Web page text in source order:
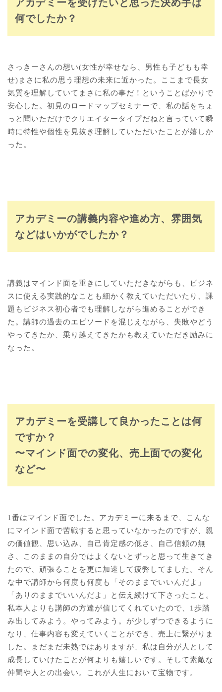
アカデミーを受けたいと思った決め手は
何でしたか？
さっきーさんの想い(女性が幸せなら、男性も子どもも幸
せ)まさに私の思う理想の未来に近かった。ここまで長女
気質を理解していてまさに私の事だ！ということばかりで
安心した。初見のロードマップセミナーで、私の話をちょ
っと聞いただけでクリエイタータイプだねと言っていて瞬
時に特性や個性を見抜き理解していただいたことが嬉しか
った。
アカデミーの講義内容や進め方、雰囲気
などはいかがでしたか？
講義はマインド面を重きにしていただきながらも、ビジネ
スに使える実践的なことも細かく教えていただいたり、課
題もビジネス初心者でも理解しながら進めることができ
た。講師の過去のエピソードを混じえながら、失敗やどう
やってきたか、乗り越えてきたかも教えていただき励みに
なった。
アカデミーを受講して良かったことは何
ですか？
〜マインド面での変化、売上面での変化
など〜
1番はマインド面でした。アカデミーに来るまで、こんな
にマインド面で苦戦すると思っていなかったのですが、親
の価値観、思い込み、自己肯定感の低さ、自己信頼の無
さ、このままの自分ではよくないとずっと思って生きてき
たので、頑張ることを更に加速して疲弊してました。そん
な中で講師から何度も何度も「そのままでいいんだよ」
「ありのままでいいんだよ」と伝え続けて下さったこと。
私本人よりも講師の方達が信じてくれていたので、1歩踏
み出してみよう。やってみよう。が少しずつできるように
なり、仕事内容も変えていくことができ、売上に繋がりま
した。まだまだ未熟ではありますが、私は自分が人として
成長していけたことが何よりも嬉しいです。そして素敵な
仲間や人との出会い。これが人生において宝物です。